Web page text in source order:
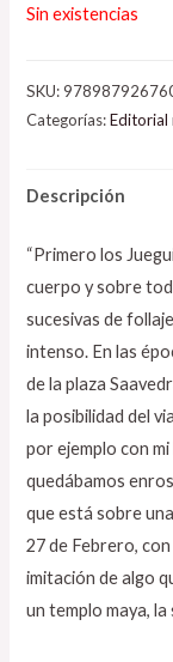
Sin existencias
SKU:
Categorías:Editorial
Descripción
“Primero los
cuerpo y sobre
sucesivas de
intenso. En las
de la plaza
la posibilidad del
por ejemplo con
quedábamos
que está sobre
27 de Febrero,
imitación de algo
un templo maya, la